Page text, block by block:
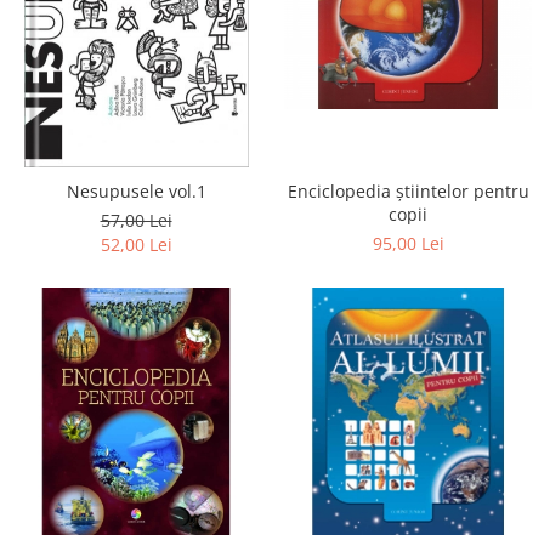
Povești
Reviste
Știință si natură
Vârstă
0-2 ani
10+ ani
5-7 ani
7-10 ani
Adulți
toate vârstele
Editura Univers
Cera
Editura Aramis
Editura Arthur
Nesupusele vol.1
57,00 Lei
52,00 Lei
Enciclopedia știintelor pentru
copii
95,00 Lei